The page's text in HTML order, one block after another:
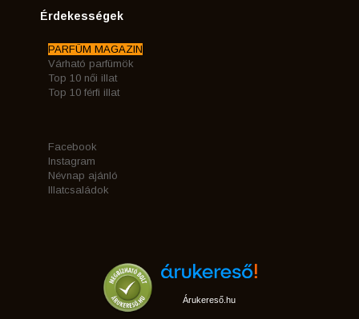
Érdekességek
PARFÜM MAGAZIN
Várható parfümök
Top 10 női illat
Top 10 férfi illat
Facebook
Instagram
Névnap ajánló
Illatcsaládok
Árukereső.hu